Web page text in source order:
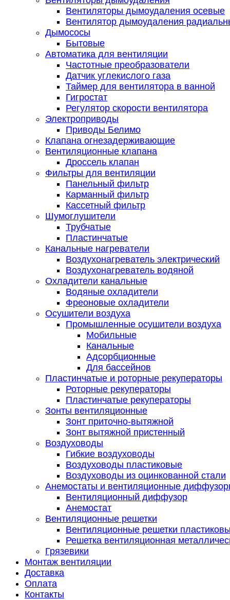
Вентиляторы дымоудаления осевые
Вентилятор дымоудаления
Дымососы
Бытовые
Автоматика для вентиляции
Частотные преобразователи
Датчик углекислого газа
Таймер для вентилятора в ванной
Гигростат
Регулятор скорости вентилятора
Электроприводы
Приводы Белимо
Клапана огнезадерживающие
Вентиляционные клапана
Дроссель клапан
Фильтры для вентиляции
Панельный фильтр
Карманный фильтр
Кассетный фильтр
Шумоглушители
Трубчатые
Пластинчатые
Канальные нагреватели
Воздухонагреватель электрический
Воздухонагреватель водяной
Охладители канальные
Водяные охладители
Фреоновые охладители
Осушители воздуха
Промышленные осушители воздуха
Мобильные
Канальные
Адсорбционные
Для бассейнов
Пластинчатые и роторные рекуператоры
Роторные рекуператоры
Пластинчатые рекуператоры
Зонты вентиляционные
Зонт приточно-вытяжной
Зонт вытяжной пристенный
Воздуховоды
Гибкие воздуховоды
Воздуховоды пластиковые
Воздуховоды из оцинкованной стали
Анемостаты и вентиляционные
Вентиляционный диффузор
Анемостат
Вентиляционные решетки
Вентиляционные решетки
Решетка вентиляционная
Грязевики
Монтаж вентиляции
Доставка
Оплата
Контакты